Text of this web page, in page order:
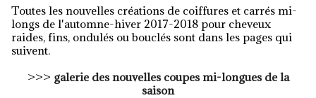
Toutes les nouvelles créations de coiffures et carrés mi-
longs de l'automne-hiver 2017-2018 pour cheveux
raides, fins, ondulés ou bouclés sont dans les pages qui
suivent.
>>> galerie des nouvelles coupes mi-longues de la
saison